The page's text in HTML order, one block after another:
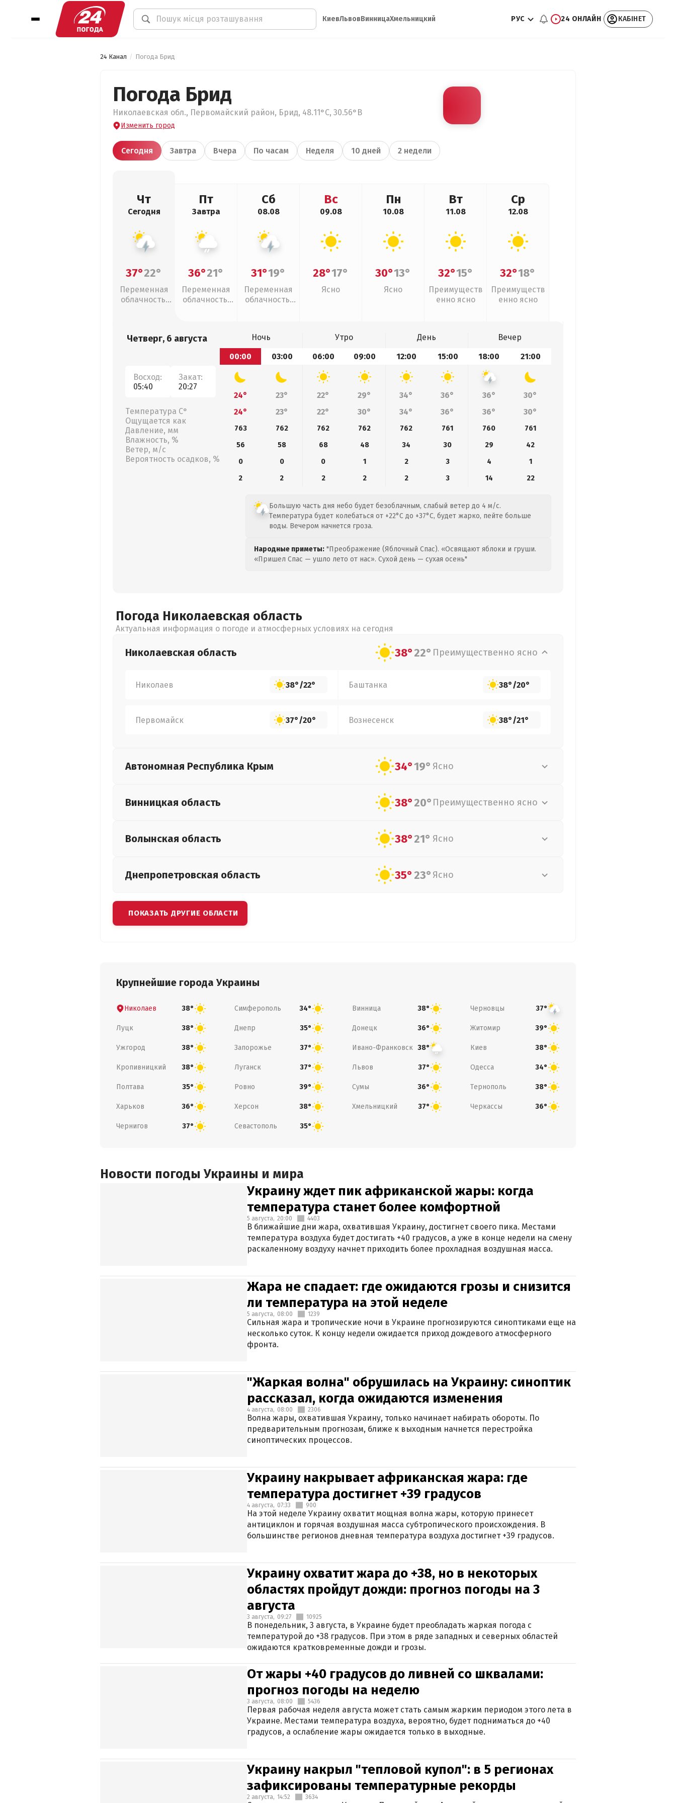
КиевЛьвовВинницаХмельницкий РУС 24 ОНЛАЙН КАБІНЕТ
24 Канал Погода Брид
Погода Брид
Николаевская обл., Первомайский район, Брид, 48.11°С, 30.56°В
Изменить город
Сегодня Завтра Вчера По часам Неделя 10 дней 2 недели
Чт
Сегодня
37°22°
Переменная
облачность,
Пт
Завтра
36°21°
Переменная
облачность,
Сб
08.08
31°19°
Переменная
облачность,
Вс
09.08
28°17°
Ясно
Пн
10.08
30°13°
Ясно
Вт
11.08
32°15°
Преимуществ
енно ясно
Ср
12.08
32°18°
Преимуществ
енно ясно
Четверг, 6 августа
Восход:
05:40
Закат:
20:27
Температура С°
Ощущается как
Давление, мм
Влажность, %
Ветер, м/с
Вероятность осадков, %
Ночь Утро День
Вечер
00:00
03:00 06:00 09:00 12:00 15:00 18:00 21:00
24° 23° 22° 29° 34° 36° 36°
30°
24°
23° 22° 30° 34° 36° 36° 30°
763 762 762 762 762 761 760
761
56
58 68 48 34 30 29
42
0
0 0 1 2 3 4
1
2
2 2 2 2 3 14 22
Большую часть дня небо будет безоблачным, слабый ветер до 4 м/с.
Температура будет колебаться от +22°C до +37°C, будет жарко, пейте больше
воды. Вечером начнется гроза.
Народные приметы: "Преображение (Яблочный Спас). «Освящают яблоки и груши.
«Пришел Спас — ушло лето от нас». Сухой день — сухая осень"
Погода Николаевская область
Актуальная информация о погоде и атмосферных условиях на сегодня
Николаевская область 38°22° Преимущественно ясно
Николаев 38°/22° Баштанка 38°/20°
Первомайск 37°/20° Вознесенск 38°/21°
Автономная Республика Крым 34°19° Ясно
Винницкая область 38°20° Преимущественно ясно
Волынская область 38°21° Ясно
Днепропетровская область 35°23° Ясно
ПОКАЗАТЬ ДРУГИЕ ОБЛАСТИ
Крупнейшие города Украины
Николаев 38° Симферополь 34° Винница 38° Черновцы 37°
Луцк 38° Днепр 35° Донецк 36° Житомир 39°
Ужгород 38° Запорожье 37° Ивано-Франковск 38° Киев 38°
Кропивницкий 38° Луганск 37° Львов 37° Одесса 34°
Полтава 35° Ровно 39° Сумы 36° Тернополь 38°
Харьков 36° Херсон 38° Хмельницкий 37° Черкассы 36°
Чернигов 37° Севастополь 35°
Новости погоды Украины и мира
Украину ждет пик африканской жары: когда
температура станет более комфортной
5 августа, 20:00 4403
В ближайшие дни жара, охватившая Украину, достигнет своего пика. Местами
температура воздуха будет достигать +40 градусов, а уже в конце недели на смену
раскаленному воздуху начнет приходить более прохладная воздушная масса.
Жара не спадает: где ожидаются грозы и снизится
ли температура на этой неделе
5 августа, 08:00 1239
Сильная жара и тропические ночи в Украине прогнозируются синоптиками еще на
несколько суток. К концу недели ожидается приход дождевого атмосферного
фронта.
"Жаркая волна" обрушилась на Украину: синоптик
рассказал, когда ожидаются изменения
4 августа, 08:00 2306
Волна жары, охватившая Украину, только начинает набирать обороты. По
предварительным прогнозам, ближе к выходным начнется перестройка
синоптических процессов.
Украину накрывает африканская жара: где
температура достигнет +39 градусов
4 августа, 07:33 900
На этой неделе Украину охватит мощная волна жары, которую принесет
антициклон и горячая воздушная масса субтропического происхождения. В
большинстве регионов дневная температура воздуха достигнет +39 градусов.
Украину охватит жара до +38, но в некоторых
областях пройдут дожди: прогноз погоды на 3
августа
3 августа, 09:27 10925
В понедельник, 3 августа, в Украине будет преобладать жаркая погода с
температурой до +38 градусов. При этом в ряде западных и северных областей
ожидаются кратковременные дожди и грозы.
От жары +40 градусов до ливней со шквалами:
прогноз погоды на неделю
3 августа, 08:00 5436
Первая рабочая неделя августа может стать самым жарким периодом этого лета в
Украине. Местами температура воздуха, вероятно, будет подниматься до +40
градусов, а ослабление жары ожидается только в выходные.
Украину накрыл "тепловой купол": в 5 регионах
зафиксированы температурные рекорды
2 августа, 14:52 3634